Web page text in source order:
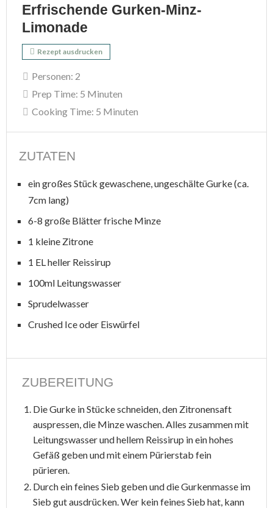
Erfrischende Gurken-Minz-
Limonade
Rezept ausdrucken
Personen: 2
Prep Time: 5 Minuten
Cooking Time: 5 Minuten
ZUTATEN
ein großes Stück gewaschene, ungeschälte Gurke (ca.
7cm lang)
6-8 große Blätter frische Minze
1 kleine Zitrone
1 EL heller Reissirup
100ml Leitungswasser
Sprudelwasser
Crushed Ice oder Eiswürfel
ZUBEREITUNG
Die Gurke in Stücke schneiden, den Zitronensaft
auspressen, die Minze waschen. Alles zusammen mit
Leitungswasser und hellem Reissirup in ein hohes
Gefäß geben und mit einem Pürierstab fein
pürieren.
Durch ein feines Sieb geben und die Gurkenmasse im
Sieb gut ausdrücken. Wer kein feines Sieb hat, kann